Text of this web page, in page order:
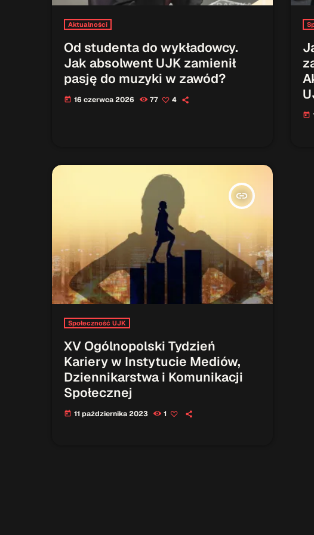
Aktualności
Od studenta do wykładowcy.
Jak absolwent UJK zamienił
pasję do muzyki w zawód?
today 16 czerwca 2026 77 4
today
insert_link
Społeczność UJK
XV Ogólnopolski Tydzień
Kariery w Instytucie Mediów,
Dziennikarstwa i Komunikacji
Społecznej
today 11 października 2023 1